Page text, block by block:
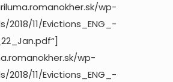
wp-
11/Evictions_ENG_-
wp-
11/Evictions_ENG_-